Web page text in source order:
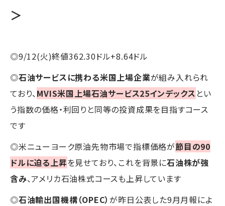
＞
◎9/12(火)終値362.30ドル+8.64ドル
◎石油サービスに携わる米国上場企業が組み入れられ
ており、 MVIS米国上場石油サービス25インデックス とい
う指数の価格・利回りと同等の投資成果を目指すコース
です
◎米ニューヨーク原油先物市場で指標価格が節目の90
ドルに迫る上昇を見せており、これを背景に石油株が強
含み、アメリカ石油株式コースも上昇しています
◎石油輸出国機構（OPEC）が昨日公表した9月月報によ